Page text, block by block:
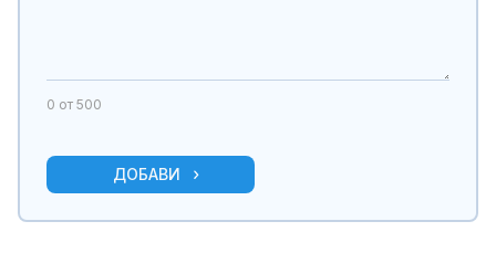
0 от 500
ДОБАВИ